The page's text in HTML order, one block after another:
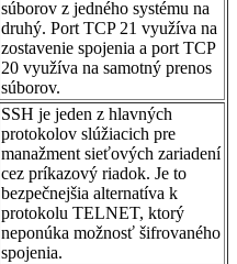
súborov z jedného systému na
druhý. Port TCP 21 využíva na
zostavenie spojenia a port TCP
20 využíva na samotný prenos
súborov.
SSH je jeden z hlavných
protokolov slúžiacich pre
manažment sieťových zariadení
cez príkazový riadok. Je to
bezpečnejšia alternatíva k
protokolu TELNET, ktorý
neponúka možnosť šifrovaného
spojenia.